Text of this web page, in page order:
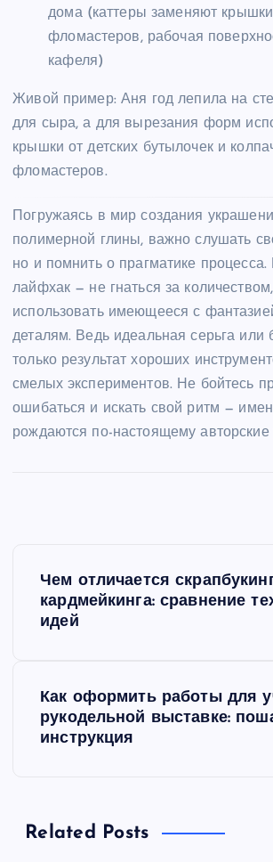
дома (каттеры заменяют
фломастеров, рабочая
кафеля)
Живой пример: Аня год лепила на
для сыра, а для вырезания форм
крышки от детских бутылочек и
фломастеров.
Погружаясь в мир создания
полимерной глины, важно слушать
но и помнить о прагматике процесса.
лайфхак — не гнаться за
использовать имеющееся с
деталям. Ведь идеальная серьга или
только результат хороших
смелых экспериментов. Не бойтесь
ошибаться и искать свой ритм —
рождаются по-настоящему авторские
ц
Чем отличается
кардмейкинга: сравнение
идей
Как оформить работы для
рукодельной выставке:
инструкция
Related Posts